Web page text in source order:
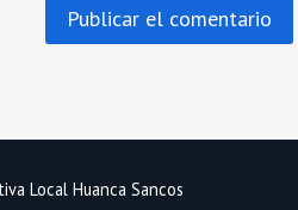
Local Huanca Sancos